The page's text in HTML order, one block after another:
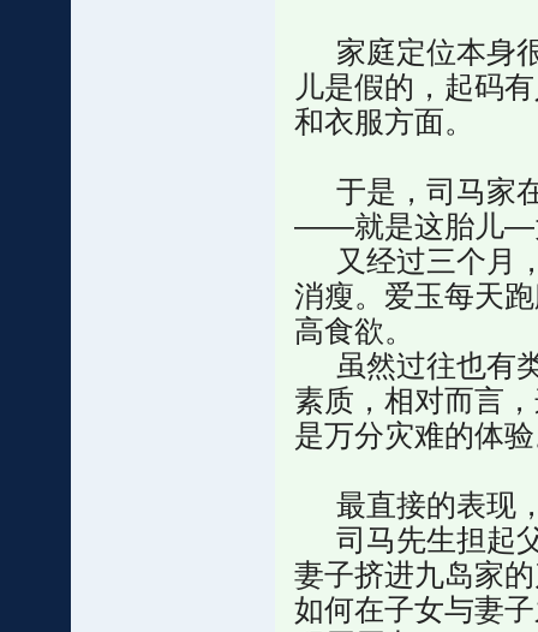
家庭定位本身
儿是假的，起码
和衣服方面。
于是，司马家
——就是这胎儿
又经过三个月
消瘦。爱玉每天
高食欲。
虽然过往也有
素质，相对而言
是万分灾难的体
最直接的表现
司马先生担起
妻子挤进九岛家
如何在子女与妻